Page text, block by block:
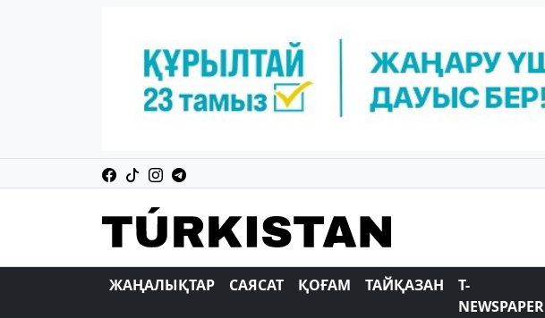
ЖАҢАЛЫҚТАР САЯСАТ ҚОҒАМ ТАЙҚАЗАН
T-
NEWSPAPER